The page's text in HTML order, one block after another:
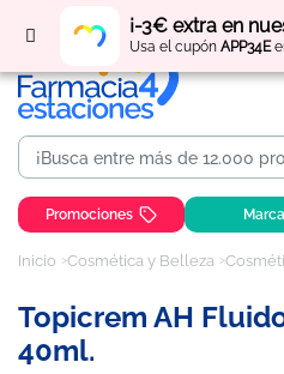
¡-3€ extra en
Usa el cupón APP34E
Regístratey obtén
Promociones
Inicio Cosmética y Belleza
Topicrem AH
40ml.